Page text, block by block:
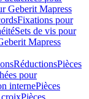
Geberit Mapress
Fixations pour
Sets de vis pour
Mapress
RéductionsPièces
pour
internePièces
croixPièces